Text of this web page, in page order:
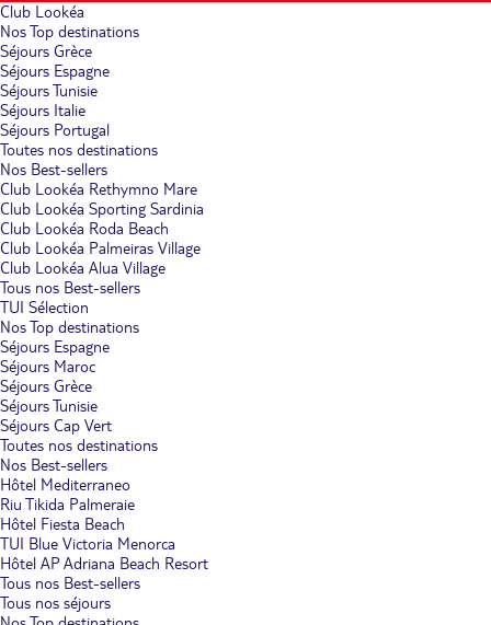
Club Lookéa
Nos Top destinations
Séjours Grèce
Séjours Espagne
Séjours Tunisie
Séjours Italie
Séjours Portugal
Toutes nos destinations
Nos Best-sellers
Club Lookéa Rethymno Mare
Club Lookéa Sporting Sardinia
Club Lookéa Roda Beach
Club Lookéa Palmeiras Village
Club Lookéa Alua Village
Tous nos Best-sellers
TUI Sélection
Nos Top destinations
Séjours Espagne
Séjours Maroc
Séjours Grèce
Séjours Tunisie
Séjours Cap Vert
Toutes nos destinations
Nos Best-sellers
Hôtel Mediterraneo
Riu Tikida Palmeraie
Hôtel Fiesta Beach
TUI Blue Victoria Menorca
Hôtel AP Adriana Beach Resort
Tous nos Best-sellers
Tous nos séjours